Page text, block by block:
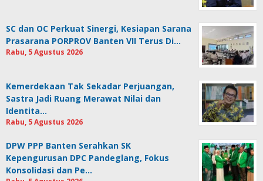
SC dan OC Perkuat Sinergi, Kesiapan Sarana
Prasarana PORPROV Banten VII Terus Di…
Rabu, 5 Agustus 2026
Kemerdekaan Tak Sekadar Perjuangan,
Sastra Jadi Ruang Merawat Nilai dan
Identita…
Rabu, 5 Agustus 2026
DPW PPP Banten Serahkan SK
Kepengurusan DPC Pandeglang, Fokus
Konsolidasi dan Pe…